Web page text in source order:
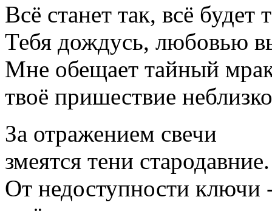
Всё станет так, всё будет
Тебя дождусь, любовью
Мне обещает тайный
твоё пришествие
За отражением свечи
змеятся тени стародавние.
От недоступности ключи